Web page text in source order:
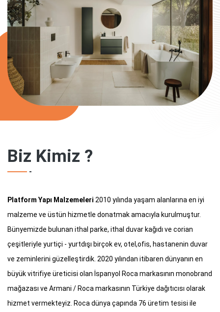
Biz Kimiz ?
Platform Yapı Malzemeleri 2010 yılında yaşam alanlarına en iyi
malzeme ve üstün hizmetle donatmak amacıyla kurulmuştur.
Bünyemizde bulunan ithal parke, ithal duvar kağıdı ve corian
çeşitleriyle yurtiçi - yurtdışı birçok ev, otel,ofis, hastanenin duvar
ve zeminlerini güzelleştirdik. 2020 yılından itibaren dünyanın en
büyük vitrifiye üreticisi olan İspanyol Roca markasının monobrand
mağazası ve Armani / Roca markasının Türkiye dağıtıcısı olarak
hizmet vermekteyiz. Roca dünya çapında 76 üretim tesisi ile